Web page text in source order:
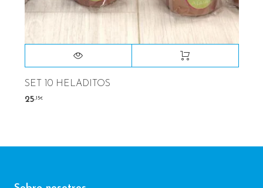
SET 10 HELADITOS
25,15€